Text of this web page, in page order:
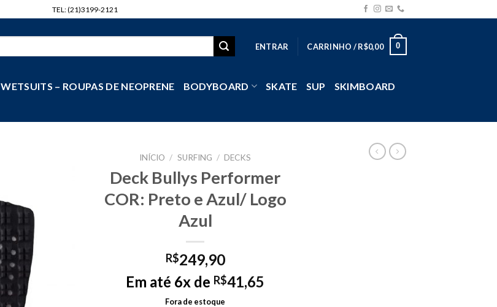
TEL: (21)3199-2121
ENTRAR CARRINHO /R$0,00 0
WETSUITS – ROUPAS DE NEOPRENE BODYBOARD SKATE SUP SKIMBOARD
INÍCIO / SURFING / DECKS
Deck Bullys Performer
COR: Preto e Azul/ Logo
Azul
R$249,90
Em até 6x de R$41,65
Fora de estoque